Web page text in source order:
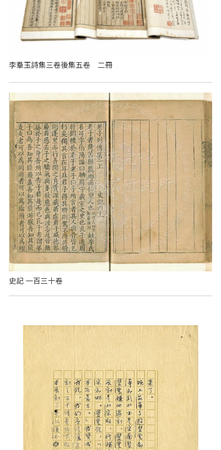
李羣玉詩集三卷後集五卷 二冊
史記 一百三十卷